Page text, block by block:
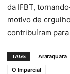
da IFBT,
motivo de
contribuíram
TAGS Araraquara
O Imparcial